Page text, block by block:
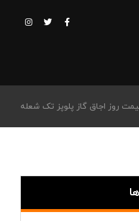
روز اجاق گاز پلوپز تک شعله